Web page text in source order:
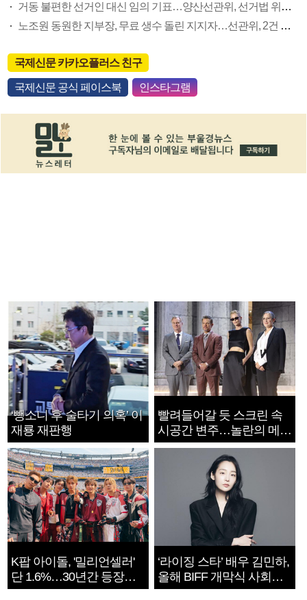
거동 불편한 선거인 대신 임의 기표…양산선관위, 선거법 위반 혐의 고발
노조원 동원한 지부장, 무료 생수 돌린 지지자…선관위, 2건 경찰 고발
국제신문 카카오플러스 친구
국제신문 공식 페이스북 인스타그램
‘뺑소니 후 술타기 의혹’ 이
재룡 재판행
빨려들어갈 듯 스크린 속
시공간 변주…놀란의 메시
지는 ‘전쟁 속죄’
K팝 아이돌, '밀리언셀러'
단 1.6%…30년간 등장
1182개팀 전수조사
‘라이징 스타’ 배우 김민하,
올해 BIFF 개막식 사회자
확정